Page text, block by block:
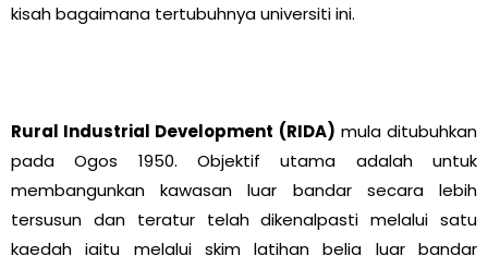
kisah bagaimana tertubuhnya universiti ini.
Rural Industrial Development (RIDA) mula ditubuhkan
pada Ogos 1950. Objektif utama adalah untuk
membangunkan kawasan luar bandar secara lebih
tersusun dan teratur telah dikenalpasti melalui satu
kaedah iaitu melalui skim latihan belia luar bandar